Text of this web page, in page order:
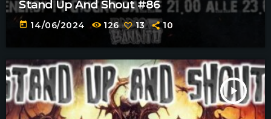
Stand Up And Shout #86
today 14/06/2024 126 13 10
play_arrow